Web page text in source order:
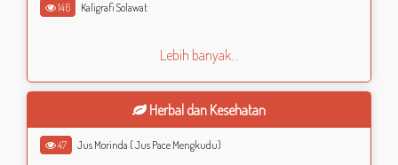
146 Kaligrafi Solawat
Lebih banyak...
Herbal dan Kesehatan
47 Jus Morinda ( Jus Pace Mengkudu)